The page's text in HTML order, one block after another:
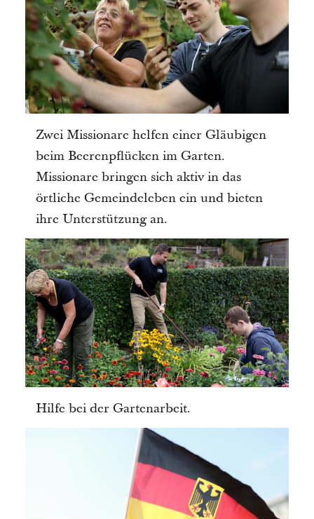
Zwei Missionare helfen einer Gläubigen
beim Beerenpflücken im Garten.
Missionare bringen sich aktiv in das
örtliche Gemeindeleben ein und bieten
ihre Unterstützung an.
Hilfe bei der Gartenarbeit.